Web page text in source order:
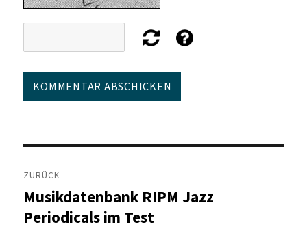
Beitragsnavigation
ZURÜCK
Vorheriger
Beitrag:
Musikdatenbank RIPM Jazz
Periodicals im Test